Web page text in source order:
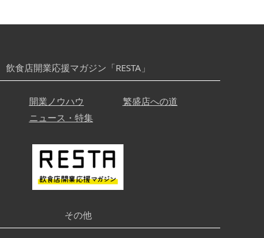
飲食店開業応援マガジン「RESTA」
開業ノウハウ
繁盛店への道
ニュース・特集
その他